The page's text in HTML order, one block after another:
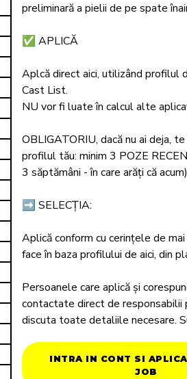
preliminară a pielii de pe spate
✅ APLICĂ
Aplcă direct aici, utilizând profilul
Cast List.
NU vor fi luate în calcul alte
OBLIGATORIU, dacă nu ai deja,
profilul tău: minim 3 POZE
3 săptămâni - în care arăți că
➡️ SELECȚIA:
Aplică conform cu cerințele de
face în baza profilului de aici, din
Persoanele care aplică și
contactate direct de responsabilii
discuta toate detaliile necesare.
INTRA IN CONT SI
JOB